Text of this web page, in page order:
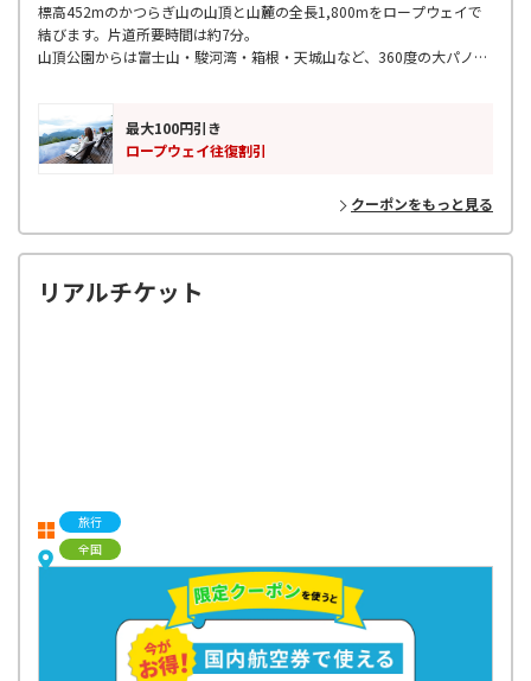
標高452mのかつらぎ山の山頂と山麓の全長1,800mをロープウェイで
結びます。片道所要時間は約7分。
山頂公園からは富士山・駿河湾・箱根・天城山など、360度の大パノラ
最大100円引き
ロープウェイ往復割引
クーポンをもっと見る
リアルチケット
旅行
全国